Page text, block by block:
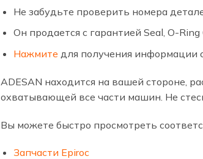
Не забудьте проверить номера
Он продается с гарантией Seal, O-
Нажмите для получения информации
ADESAN находится на вашей стороне,
охватывающей все части машин. Не
Вы можете быстро просмотреть
Запчасти Epiroc